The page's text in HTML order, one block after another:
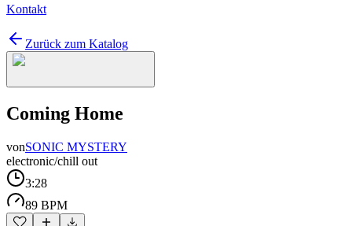
Kontakt
Zurück zum Katalog
Coming Home
vonSONIC MYSTERY
electronic/chill out
3:28
89 BPM